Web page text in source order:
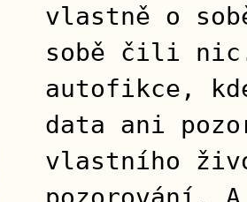
vlastně o
sobě čili
autofikce,
data ani
vlastního